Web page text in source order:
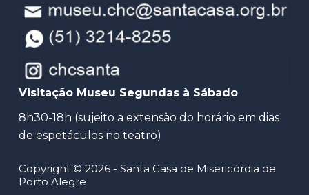
Visitação Museu Segundas à Sábado
8h30-18h (sujeito a extensão do horário em dias
de espetáculos no teatro)
Copyright © 2026 - Santa Casa de Misericórdia de
Porto Alegre